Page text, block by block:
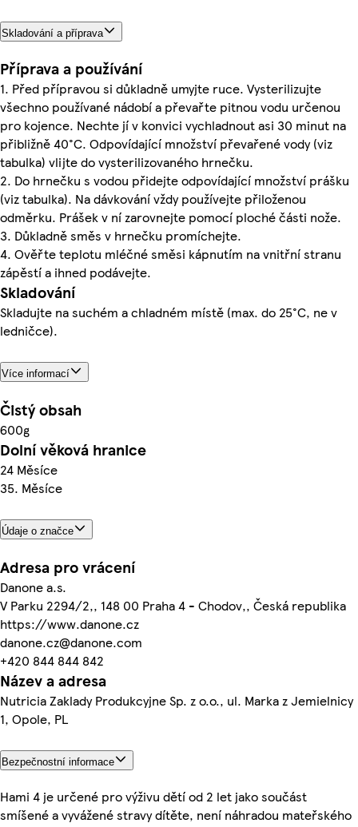
Skladování a příprava
Příprava a používání
1. Před přípravou si důkladně umyjte ruce. Vysterilizujte
všechno používané nádobí a převařte pitnou vodu určenou
pro kojence. Nechte jí v konvici vychladnout asi 30 minut na
přibližně 40°C. Odpovídající množství převařené vody (viz
tabulka) vlijte do vysterilizovaného hrnečku.
2. Do hrnečku s vodou přidejte odpovídající množství prášku
(viz tabulka). Na dávkování vždy používejte přiloženou
odměrku. Prášek v ní zarovnejte pomocí ploché části nože.
3. Důkladně směs v hrnečku promíchejte.
4. Ověřte teplotu mléčné směsi kápnutím na vnitřní stranu
zápěstí a ihned podávejte.
Skladování
Skladujte na suchém a chladném místě (max. do 25°C, ne v
ledničce).
Více informací
Čistý obsah
600g
Dolní věková hranice
24 Měsíce
35. Měsíce
Údaje o značce
Adresa pro vrácení
Danone a.s.
V Parku 2294/2,, 148 00 Praha 4 - Chodov,, Česká republika
https://www.danone.cz
danone.cz@danone.com
+420 844 844 842
Název a adresa
Nutricia Zaklady Produkcyjne Sp. z o.o., ul. Marka z Jemielnicy
1, Opole, PL
Bezpečnostní informace
Hami 4 je určené pro výživu dětí od 2 let jako součást
smíšené a vyvážené stravy dítěte, není náhradou mateřského